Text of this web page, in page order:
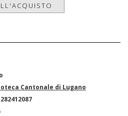
Cantonale di Lugano